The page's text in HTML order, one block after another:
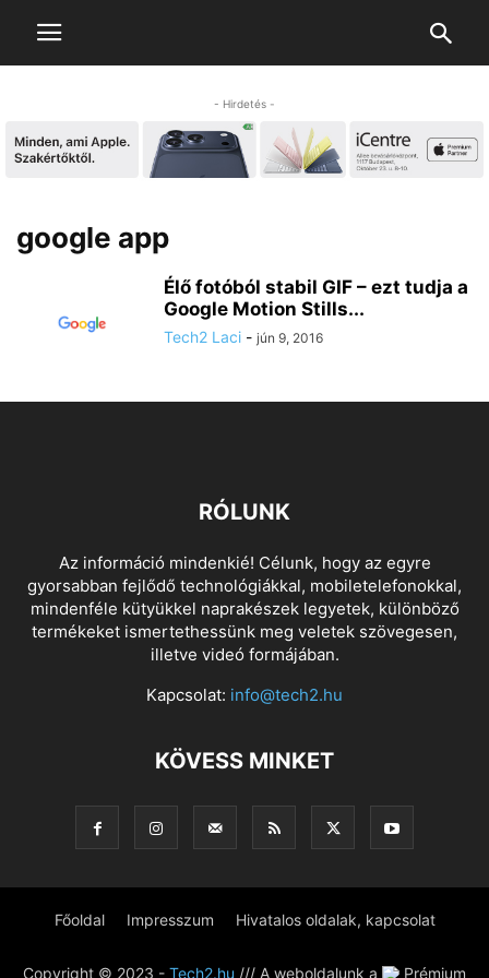
- Hirdetés -
google app
Élő fotóból stabil GIF – ezt tudja a
Google Motion Stills...
Tech2 Laci - jún 9, 2016
RÓLUNK
Az információ mindenkié! Célunk, hogy az egyre
gyorsabban fejlődő technológiákkal, mobiletelefonokkal,
mindenféle kütyükkel naprakészek legyetek, különböző
termékeket ismertethessünk meg veletek szövegesen,
illetve videó formájában.
Kapcsolat: info@tech2.hu
KÖVESS MINKET
Főoldal Impresszum Hivatalos oldalak, kapcsolat
Copyright © 2023 - Tech2.hu /// A weboldalunk a Prémium